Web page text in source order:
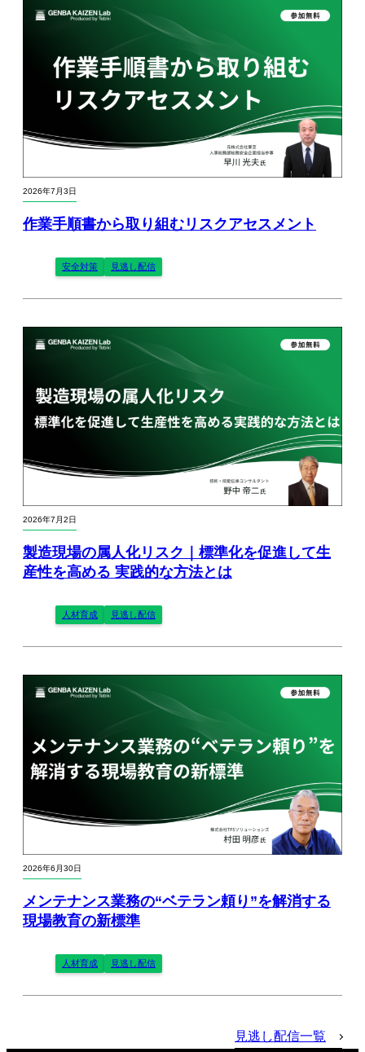
2026年7月3日
作業手順書から取り組むリスクアセスメント
安全対策 見逃し配信
2026年7月2日
製造現場の属人化リスク｜標準化を促進して生
産性を高める 実践的な方法とは
人材育成 見逃し配信
2026年6月30日
メンテナンス業務の“ベテラン頼り”を解消する
現場教育の新標準
人材育成 見逃し配信
見逃し配信一覧